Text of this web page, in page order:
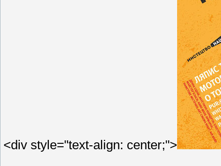
<div style="text-align: center;">